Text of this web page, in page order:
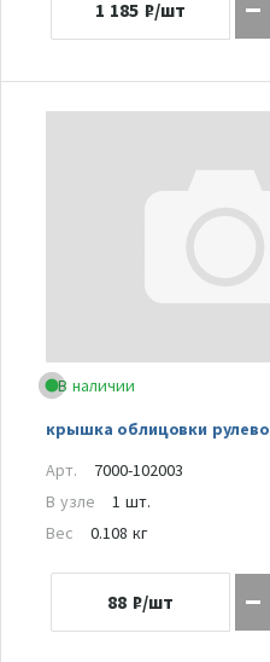
1 185 ₽/шт
В наличии
крышка облицовки
Арт.
7000-102003
В узле
1 шт.
Вес
0.108 кг
88 ₽/шт